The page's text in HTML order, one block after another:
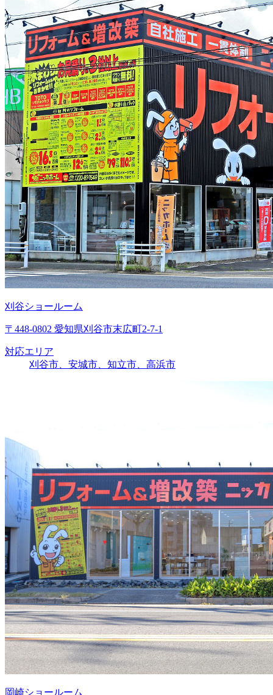
刈谷ショールーム
〒448-0802 愛知県刈谷市末広町2-7-1
対応エリア
刈谷市、安城市、知立市、高浜市
岡崎ショールーム